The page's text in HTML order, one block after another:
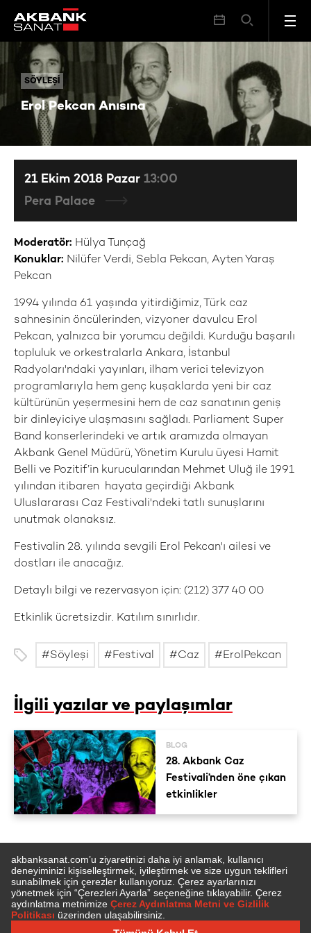
SÖYLEŞI
Erol Pekcan Anısına
SÖYLEŞI Erol Pekcan Anısına
Moderatör: Hülya Tunçağ
Konuklar: Nilüfer Verdi, Sebla Pekcan, Ayten Yaraş
Pekcan
1994 yılında 61 yaşında yitirdiğimiz, Türk caz
sahnesinin öncülerinden, vizyoner davulcu Erol
Pekcan, yalnızca bir yorumcu değildi. Kurduğu başarılı
topluluk ve orkestralarla Ankara, İstanbul
Radyoları'ndaki yayınları, ilham verici televizyon
programlarıyla hem genç kuşaklarda yeni bir caz
kültürünün yeşermesini hem de caz sanatının geniş
bir dinleyiciye ulaşmasını sağladı. Parliament Super
Band konserlerindeki ve artık aramızda olmayan
Akbank Genel Müdürü, Yönetim Kurulu üyesi Hamit
Belli ve Pozitif’in kurucularından Mehmet Uluğ ile 1991
yılından itibaren hayata geçirdiği Akbank
Uluslararası Caz Festivali'ndeki tatlı sunuşlarını
unutmak olanaksız.
Festivalin 28. yılında sevgili Erol Pekcan'ı ailesi ve
dostları ile anacağız.
Detaylı bilgi ve rezervasyon için: (212) 377 40 00
Etkinlik ücretsizdir. Katılım sınırlıdır.
Söyleşi Festival Caz ErolPekcan
21 Ekim 2018 Pazar 13:00
Pera Palace
İlgili yazılar ve paylaşımlar
BLOG
28. Akbank Caz
Festivali’nden öne çıkan
etkinlikler